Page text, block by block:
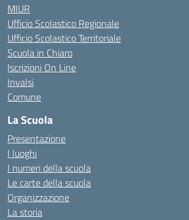
MIUR
Ufficio Scolastico Regionale
Ufficio Scolastico Territoriale
Scuola in Chiaro
Iscrizioni On Line
Invalsi
Comune
La Scuola
Presentazione
I luoghi
I numeri della scuola
Le carte della scuola
Organizzazione
La storia